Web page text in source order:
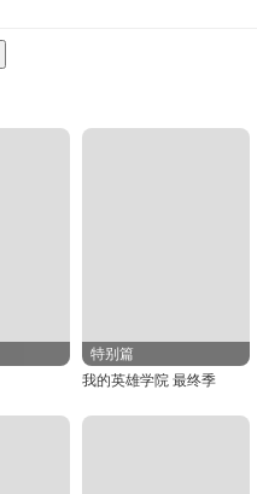
特别篇
我的英雄学院 最终季